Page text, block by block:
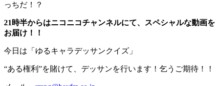
っちだ！？
21時半からはニコニコチャンネルにて、スペシャルな動画を
お届け！！
今日は「ゆるキャラデッサンクイズ」
“ある権利”を賭けて、デッサンを行います！乞うご期待！！